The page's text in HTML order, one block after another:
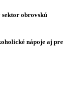
obrovskú
nápoje aj pre